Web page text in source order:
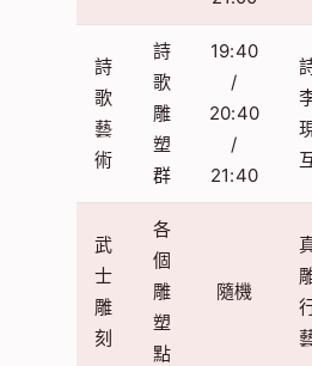
詩
歌
藝
術
詩
歌
雕
塑
群
19:40
/
20:40
/
21:40
武
士
雕
刻
各
個
雕
塑
點
隨機